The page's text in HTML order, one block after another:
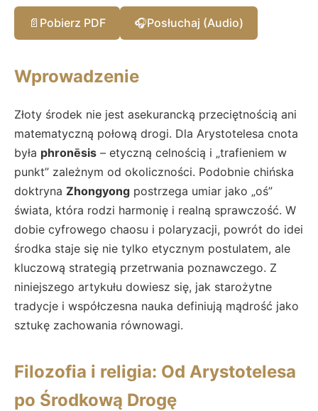
📄 Pobierz PDF 🎧Posłuchaj (Audio)
Wprowadzenie
Złoty środek nie jest asekurancką przeciętnością ani
matematyczną połową drogi. Dla Arystotelesa cnota
była phronēsis – etyczną celnością i „trafieniem w
punkt” zależnym od okoliczności. Podobnie chińska
doktryna Zhongyong postrzega umiar jako „oś”
świata, która rodzi harmonię i realną sprawczość. W
dobie cyfrowego chaosu i polaryzacji, powrót do idei
środka staje się nie tylko etycznym postulatem, ale
kluczową strategią przetrwania poznawczego. Z
niniejszego artykułu dowiesz się, jak starożytne
tradycje i współczesna nauka definiują mądrość jako
sztukę zachowania równowagi.
Filozofia i religia: Od Arystotelesa
po Środkową Drogę